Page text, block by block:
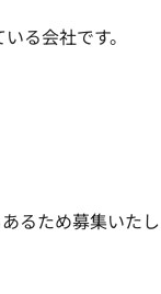
る会社です。
るため募集いたし